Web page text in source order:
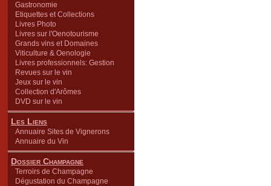
Gastronomie
Etiquettes et Collections
Livres Photo
Livres sur l'Oenotourisme
Grands vins et Domaines
Viticulture & Oenologie
Livres professionnels: Gestion
Revues sur le vin
Jeux sur le vin
Collection d'Arômes
DVD sur le vin
Les Liens
Annuaire Sites de Vignerons
Annuaire du Vin
Dossier Champagne
Terroirs de Champagne
Dégustation du Champagne